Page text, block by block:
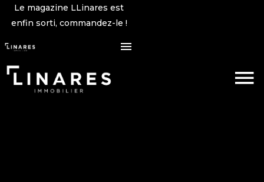
Le magazine LLinares est
enfin sorti, commandez-le !